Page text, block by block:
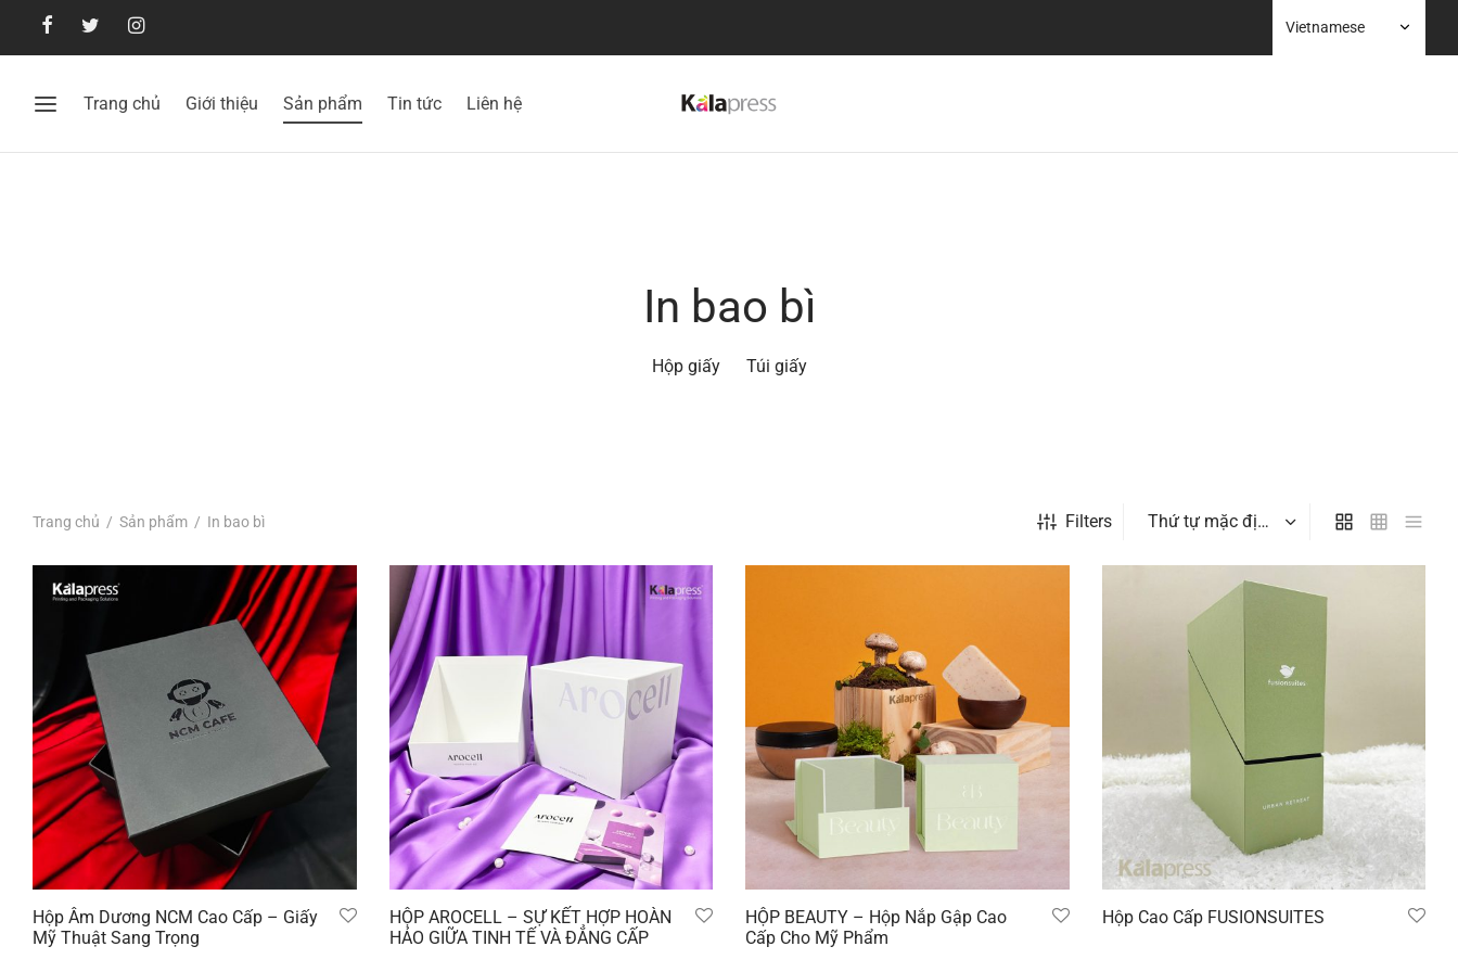
Trang chủ Giới thiệu Sản phẩm Tin tức Liên hệ
In bao bì
Hộp giấy Túi giấy
Trang chủ / Sản phẩm / In bao bì Filters
Hộp Âm Dương NCM Cao Cấp – Giấy
Mỹ Thuật Sang Trọng
HỘP AROCELL – SỰ KẾT HỢP HOÀN
HẢO GIỮA TINH TẾ VÀ ĐẲNG CẤP
HỘP BEAUTY – Hộp Nắp Gập Cao
Cấp Cho Mỹ Phẩm
Hộp Cao Cấp FUSIONSUITES